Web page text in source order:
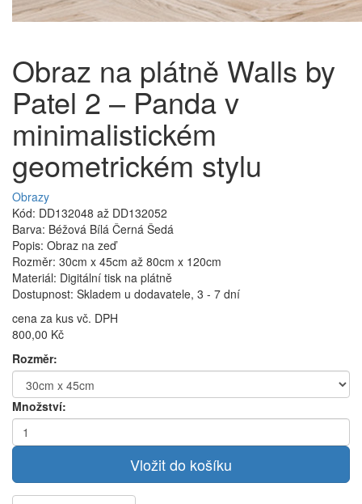
Obraz na plátně Walls by
Patel 2 – Panda v
minimalistickém
geometrickém stylu
Obrazy
Kód: DD132048 až DD132052
Barva: Béžová Bílá Černá Šedá
Popis: Obraz na zeď
Rozměr: 30cm x 45cm až 80cm x 120cm
Materiál: Digitální tisk na plátně
Dostupnost: Skladem u dodavatele, 3 - 7 dní
cena za kus vč. DPH
800,00 Kč
Rozměr:
Množství: